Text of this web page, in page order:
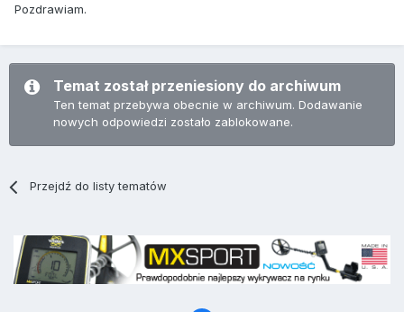
Pozdrawiam.
Temat został przeniesiony do archiwum
Ten temat przebywa obecnie w archiwum. Dodawanie
nowych odpowiedzi zostało zablokowane.
Przejdź do listy tematów